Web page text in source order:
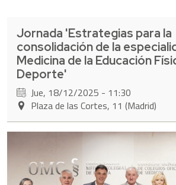
Jornada 'Estrategias para la
consolidación de la
Medicina de la Educación
Deporte'
Jue, 18/12/2025 - 11:30
Plaza de las Cortes, 11 (Madrid)